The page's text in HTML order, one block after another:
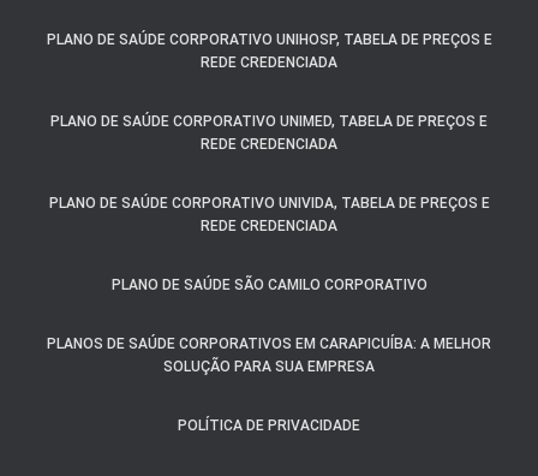
PLANO DE SAÚDE CORPORATIVO UNIHOSP, TABELA DE PREÇOS E
REDE CREDENCIADA
PLANO DE SAÚDE CORPORATIVO UNIMED, TABELA DE PREÇOS E
REDE CREDENCIADA
PLANO DE SAÚDE CORPORATIVO UNIVIDA, TABELA DE PREÇOS E
REDE CREDENCIADA
PLANO DE SAÚDE SÃO CAMILO CORPORATIVO
PLANOS DE SAÚDE CORPORATIVOS EM CARAPICUÍBA: A MELHOR
SOLUÇÃO PARA SUA EMPRESA
POLÍTICA DE PRIVACIDADE